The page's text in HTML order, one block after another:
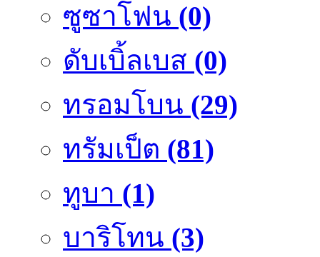
ซูซาโฟน (0)
ดับเบิ้ลเบส (0)
ทรอมโบน (29)
ทรัมเป็ต (81)
ทูบา (1)
บาริโทน (3)